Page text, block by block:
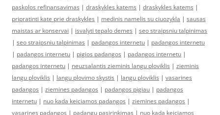
paskolos refinansavimas | draskykles katems | draskykles katems |
pripratinti kate prie draskykles | medinis namelis su ciuozykla | sausas
maistas ar konservai | isvalyti tepalo demes | seo straipsniu talpinimas
| seo straipsniu talpinimas | padangos internetu | padangos internetu
| padangos internetu | pigios padangos | padangos internetu |
padangos internetu | neuzsalantis zieminis langu ploviklis | zieminis
langu ploviklis | langu plovimo skystis | langu ploviklis | vasarines
padangos | ziemines padangos | padangos pigiau | padangos
internetu | nuo kada keiciamos padangos | ziemines padangos |
vasarines padangos | padangu pasirinkimas | nuo kada keiciamos